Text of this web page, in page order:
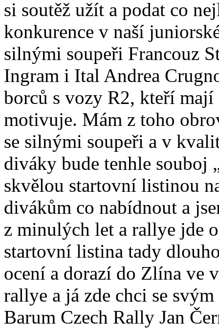
si soutěž užít a podat co
konkurence v naší
silnými soupeři Francouz
Ingram i Ital Andrea
borců s vozy R2, kteří
motivuje. Mám z toho
se silnými soupeři a v
diváky bude tenhle souboj
skvělou startovní listinou
divákům co nabídnout a
z minulých let a rallye jde
startovní listina tady
ocení a dorazí do Zlína ve
rallye a já zde chci se
Barum Czech Rally Jan